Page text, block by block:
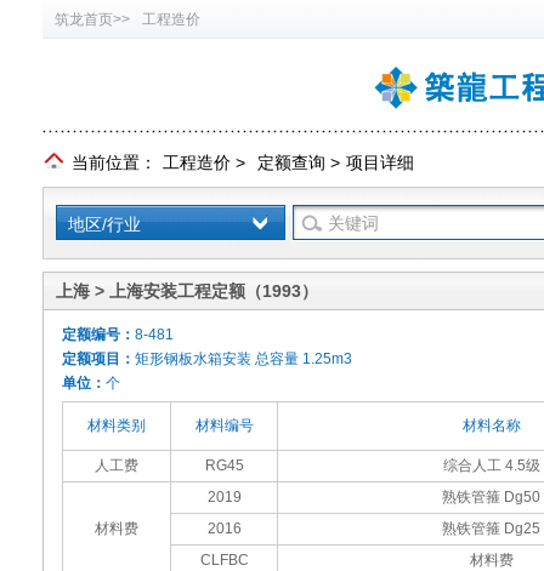
筑龙首页>> 工程造价
当前位置： 工程造价 > 定额查询 > 项目详细
地区/行业
上海 > 上海安装工程定额（1993）
定额编号： 8-481
定额项目： 矩形钢板水箱安装 总容量 1.25m3
单位： 个
材料类别 材料编号 材料名称
人工费 RG45 综合人工 4.5级
材料费
2019
熟铁管箍 Dg50
2016
熟铁管箍 Dg25
CLFBC
材料费